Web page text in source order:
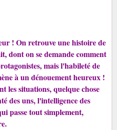
! On retrouve une histoire de
dont on se demande comment
mais l'habileté de
à un dénouement heureux !
les situations, quelque chose
des uns, l'intelligence des
passe tout simplement,